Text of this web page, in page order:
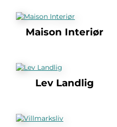
Maison Interiør
Lev Landlig